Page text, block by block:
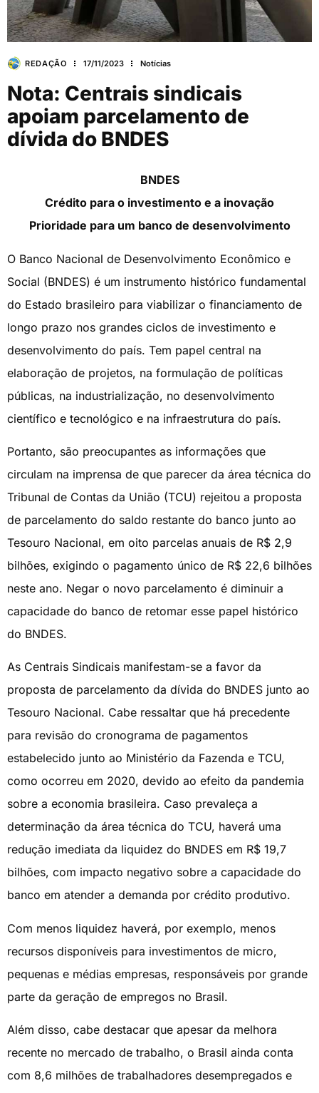
REDAÇÃO 17/11/2023 Notícias
Nota: Centrais sindicais
apoiam parcelamento de
dívida do BNDES
BNDES
Crédito para o investimento e a inovação
Prioridade para um banco de desenvolvimento
O Banco Nacional de Desenvolvimento Econômico e
Social (BNDES) é um instrumento histórico fundamental
do Estado brasileiro para viabilizar o financiamento de
longo prazo nos grandes ciclos de investimento e
desenvolvimento do país. Tem papel central na
elaboração de projetos, na formulação de políticas
públicas, na industrialização, no desenvolvimento
científico e tecnológico e na infraestrutura do país.
Portanto, são preocupantes as informações que
circulam na imprensa de que parecer da área técnica do
Tribunal de Contas da União (TCU) rejeitou a proposta
de parcelamento do saldo restante do banco junto ao
Tesouro Nacional, em oito parcelas anuais de R$ 2,9
bilhões, exigindo o pagamento único de R$ 22,6 bilhões
neste ano. Negar o novo parcelamento é diminuir a
capacidade do banco de retomar esse papel histórico
do BNDES.
As Centrais Sindicais manifestam-se a favor da
proposta de parcelamento da dívida do BNDES junto ao
Tesouro Nacional. Cabe ressaltar que há precedente
para revisão do cronograma de pagamentos
estabelecido junto ao Ministério da Fazenda e TCU,
como ocorreu em 2020, devido ao efeito da pandemia
sobre a economia brasileira. Caso prevaleça a
determinação da área técnica do TCU, haverá uma
redução imediata da liquidez do BNDES em R$ 19,7
bilhões, com impacto negativo sobre a capacidade do
banco em atender a demanda por crédito produtivo.
Com menos liquidez haverá, por exemplo, menos
recursos disponíveis para investimentos de micro,
pequenas e médias empresas, responsáveis por grande
parte da geração de empregos no Brasil.
Além disso, cabe destacar que apesar da melhora
recente no mercado de trabalho, o Brasil ainda conta
com 8,6 milhões de trabalhadores desempregados e